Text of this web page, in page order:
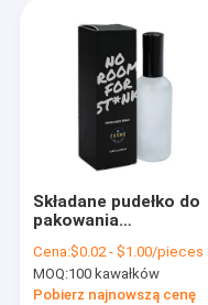
Składane pudełko do
pakowania
pielęgnacji skóry
Cena:$0.02 - $1.00/pieces
MOQ:100 kawałków
Pobierz najnowszą cenę